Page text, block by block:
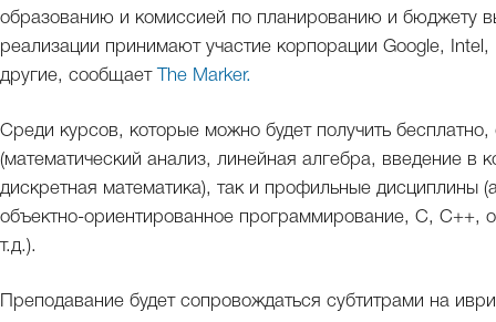
образованию и комиссией по планированию и бюджету
реализации принимают участие корпорации Google,
другие, сообщает
The Marker.
Среди курсов, которые можно будет получить
(математический анализ, линейная алгебра, введение в
дискретная математика), так и профильные дисциплины
объектно-ориентированное программирование, С, С++,
т.д.).
Преподавание будет сопровождаться субтитрами на